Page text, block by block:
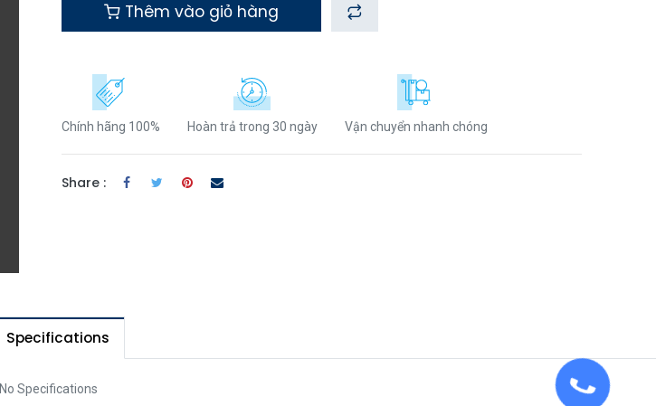
Thêm vào giỏ hàng
Chính hãng 100% Hoàn trả trong 30 ngày Vận chuyển nhanh chóng
Share :
Specifications
No Specifications